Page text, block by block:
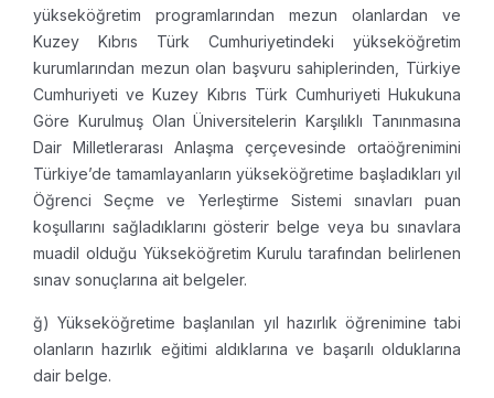
yükseköğretim programlarından mezun olanlardan ve
Kuzey Kıbrıs Türk Cumhuriyetindeki yükseköğretim
kurumlarından mezun olan başvuru sahiplerinden, Türkiye
Cumhuriyeti ve Kuzey Kıbrıs Türk Cumhuriyeti Hukukuna
Göre Kurulmuş Olan Üniversitelerin Karşılıklı Tanınmasına
Dair Milletlerarası Anlaşma çerçevesinde ortaöğrenimini
Türkiye’de tamamlayanların yükseköğretime başladıkları yıl
Öğrenci Seçme ve Yerleştirme Sistemi sınavları puan
koşullarını sağladıklarını gösterir belge veya bu sınavlara
muadil olduğu Yükseköğretim Kurulu tarafından belirlenen
sınav sonuçlarına ait belgeler.
ğ) Yükseköğretime başlanılan yıl hazırlık öğrenimine tabi
olanların hazırlık eğitimi aldıklarına ve başarılı olduklarına
dair belge.